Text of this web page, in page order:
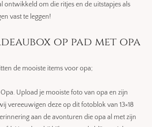
ontwikkeld om die ritjes en de uitstapjes als
vast te leggen!
op pad met opa
de mooiste items voor opa;
Upload je mooiste foto van opa en zijn
vereeuwigen deze op dit fotoblok van 13×18
aan de avonturen die opa al met zijn